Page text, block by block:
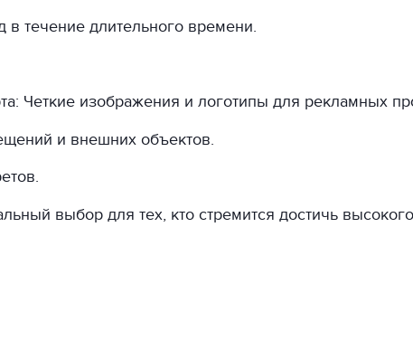
в течение длительного времени.
Четкие изображения и логотипы для рекламных
и внешних объектов.
выбор для тех, кто стремится достичь